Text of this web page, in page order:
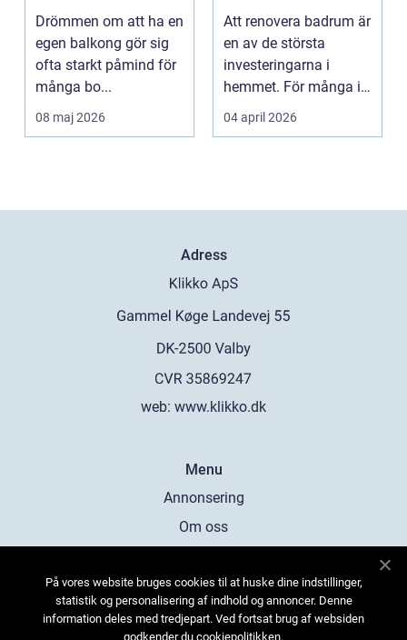
medlemmar
Drömmen om att ha en
egen balkong gör sig
ofta starkt påmind för
många bo...
08 maj 2026
planering och
smarta val
Att renovera badrum är
en av de största
investeringarna i
hemmet. För många i
och runt Kristianstad ...
04 april 2026
Adress
web: www.klikko.dk
Menu
Annonsering
Om oss
Kontakta oss
Sitemap
På vores website bruges cookies til at huske dine indstillinger,
statistik og personalisering af indhold og annoncer. Denne
information deles med tredjepart. Ved fortsat brug af websiden
godkender du cookiepolitikken.